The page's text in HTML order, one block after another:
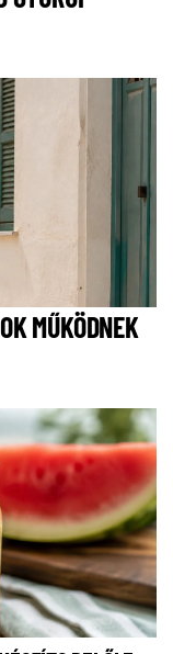
MŰKÖDNEK